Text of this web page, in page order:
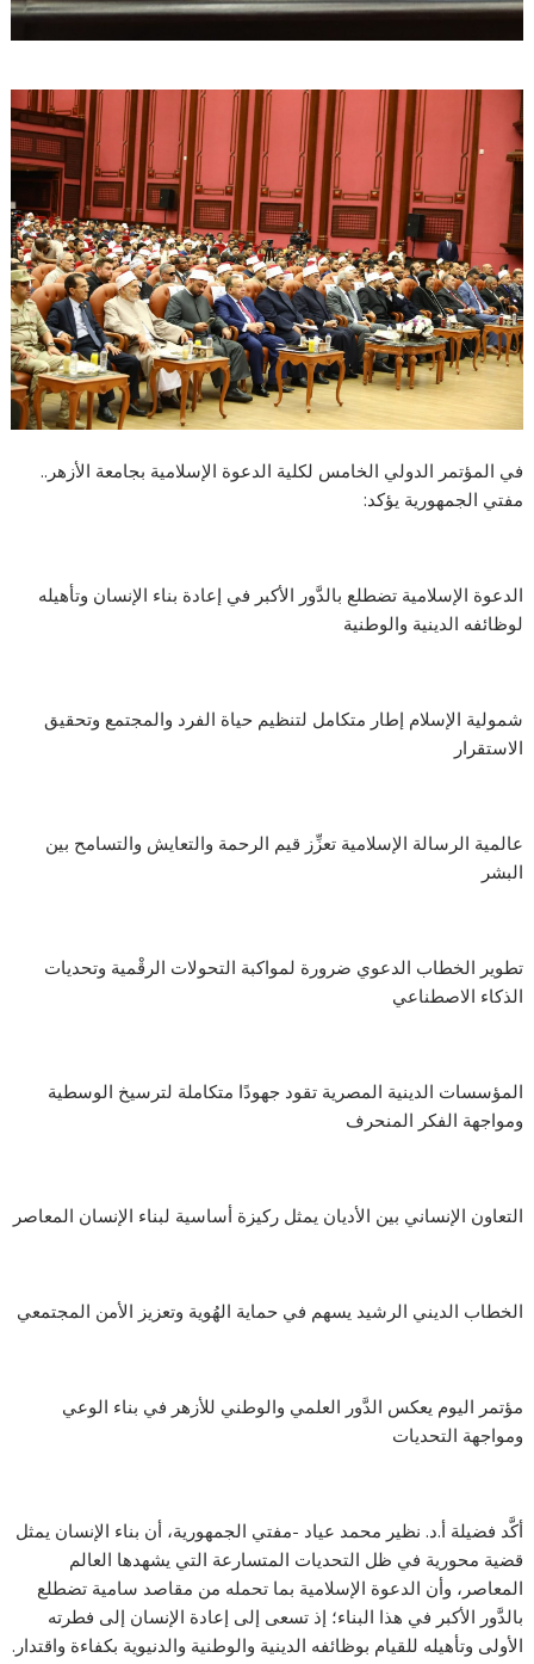
في المؤتمر الدولي الخامس لكلية الدعوة الإسلامية بجامعة الأزهر..
مفتي الجمهورية يؤكد:
الدعوة الإسلامية تضطلع بالدَّور الأكبر في إعادة بناء الإنسان وتأهيله
لوظائفه الدينية والوطنية
شمولية الإسلام إطار متكامل لتنظيم حياة الفرد والمجتمع وتحقيق
الاستقرار
عالمية الرسالة الإسلامية تعزِّز قيم الرحمة والتعايش والتسامح بين
البشر
تطوير الخطاب الدعوي ضرورة لمواكبة التحولات الرقْمية وتحديات
الذكاء الاصطناعي
المؤسسات الدينية المصرية تقود جهودًا متكاملة لترسيخ الوسطية
ومواجهة الفكر المنحرف
التعاون الإنساني بين الأديان يمثل ركيزة أساسية لبناء الإنسان المعاصر
الخطاب الديني الرشيد يسهم في حماية الهُوية وتعزيز الأمن المجتمعي
مؤتمر اليوم يعكس الدَّور العلمي والوطني للأزهر في بناء الوعي
ومواجهة التحديات
أكَّد فضيلة أ.د. نظير محمد عياد -مفتي الجمهورية، أن بناء الإنسان يمثل
قضية محورية في ظل التحديات المتسارعة التي يشهدها العالم
المعاصر، وأن الدعوة الإسلامية بما تحمله من مقاصد سامية تضطلع
بالدَّور الأكبر في هذا البناء؛ إذ تسعى إلى إعادة الإنسان إلى فطرته
الأولى وتأهيله للقيام بوظائفه الدينية والوطنية والدنيوية بكفاءة واقتدار.